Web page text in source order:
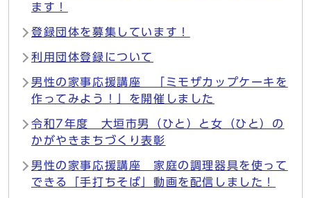
ます！
登録団体を募集しています！
利用団体登録について
男性の家事応援講座 「ミモザカップケーキを
作ってみよう！」を開催しました
令和7年度 大垣市男（ひと）と女（ひと）の
かがやきまちづくり表彰
男性の家事応援講座 家庭の調理器具を使って
できる「手打ちそば」動画を配信しました！